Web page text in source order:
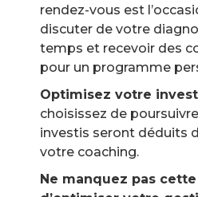
rendez-vous est
discuter de votre
temps et recevoir des
pour un programme
Optimisez votre
choisissez de
investis seront déduits
votre coaching.
Ne manquez pas